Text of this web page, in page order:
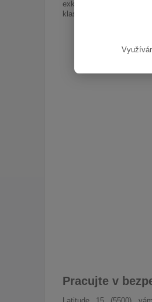
exkluzivně rychlý start
klasickým diskem. V
Pracujte v